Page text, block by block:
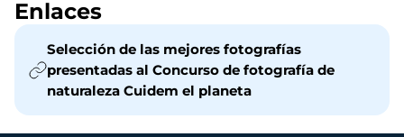
Enlaces
Selección de las mejores fotografías
presentadas al Concurso de fotografía de
naturaleza Cuidem el planeta